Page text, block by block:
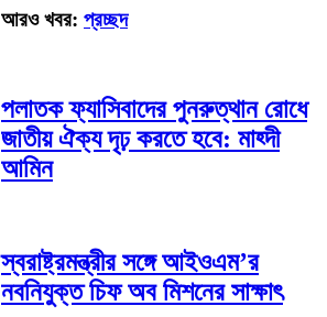
আরও খবর: প্রচ্ছদ
পলাতক ফ্যাসিবাদের পুনরুত্থান রোধে
জাতীয় ঐক্য দৃঢ় করতে হবে: মাহ্দী
আমিন
স্বরাষ্ট্রমন্ত্রীর সঙ্গে আইওএম’র
নবনিযুক্ত চিফ অব মিশনের সাক্ষাৎ